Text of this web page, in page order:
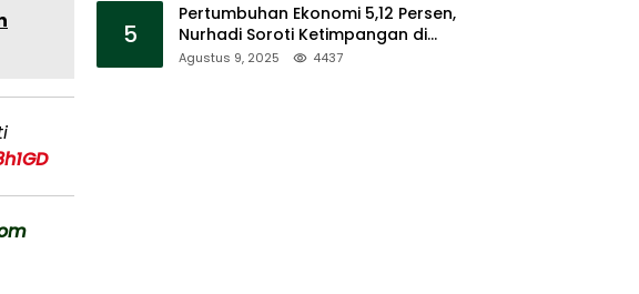
5
Pertumbuhan Ekonomi 5,12 Persen,
Nurhadi Soroti Ketimpangan di
Lapangan
Agustus 9, 2025 4437